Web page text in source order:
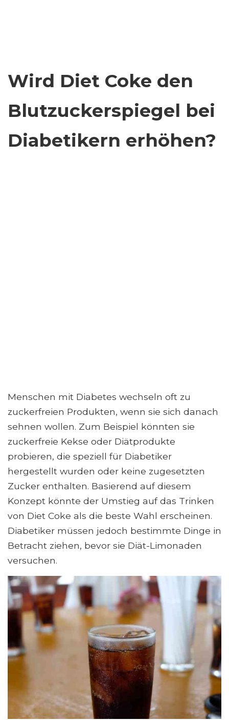
Wird Diet Coke den
Blutzuckerspiegel bei
Diabetikern erhöhen?
Menschen mit Diabetes wechseln oft zu
zuckerfreien Produkten, wenn sie sich danach
sehnen wollen. Zum Beispiel könnten sie
zuckerfreie Kekse oder Diätprodukte
probieren, die speziell für Diabetiker
hergestellt wurden oder keine zugesetzten
Zucker enthalten. Basierend auf diesem
Konzept könnte der Umstieg auf das Trinken
von Diet Coke als die beste Wahl erscheinen.
Diabetiker müssen jedoch bestimmte Dinge in
Betracht ziehen, bevor sie Diät-Limonaden
versuchen.